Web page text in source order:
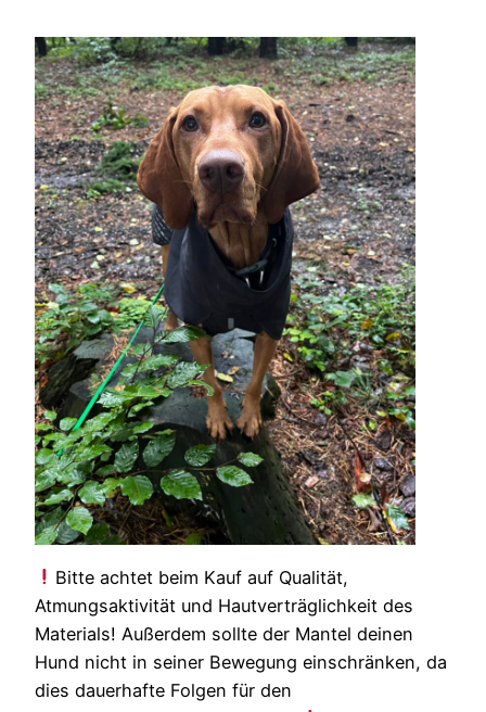
Bitte achtet beim Kauf auf Qualität,
Atmungsaktivität und Hautverträglichkeit des
Materials! Außerdem sollte der Mantel deinen
Hund nicht in seiner Bewegung einschränken, da
dies dauerhafte Folgen für den